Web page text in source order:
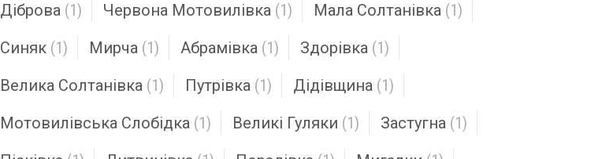
Діброва (1) Червона Мотовилівка (1) Мала Солтанівка (1)
Синяк (1) Мирча (1) Абрамівка (1) Здорівка (1)
Велика Солтанівка (1) Путрівка (1) Дідівщина (1)
Мотовилівська Слобідка (1) Великі Гуляки (1) Застугна (1)